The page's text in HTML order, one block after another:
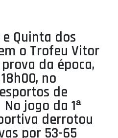
Quinta dos
o Trofeu Vitor
da época,
no
de
jogo da 1ª
derrotou
por 53-65